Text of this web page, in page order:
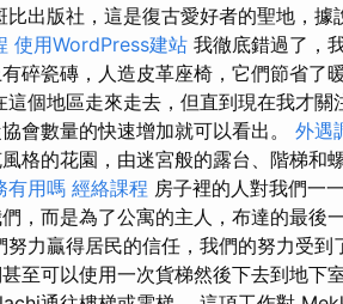
比出版社，這是復古愛好者的聖地，據
使用WordPress建站 我徹底錯過了，
碎瓷磚，人造皮革座椅，它們節省了
這個地區走來走去，但直到現在我才
會數量的快速增加就可以看出。 外遇
格的花園，由迷宮般的露台、階梯和
有用嗎 經絡課程 房子裡的人對我們一
，而是為了公寓的主人，布達的最後
努力贏得居民的信任，我們的努力受
至可以使用一次貨梯然後下去到地下